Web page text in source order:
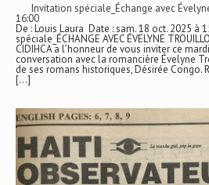
Invitation spéciale_Échange avec
16:00
De : Louis Laura Date : sam. 18 oct. 2025 à
spéciale_ÉCHANGE AVEC ÉVELYNE
CIDIHCA a l’honneur de vous inviter ce
conversation avec la romancière Évelyne
de ses romans historiques, Désirée Congo.
[…]